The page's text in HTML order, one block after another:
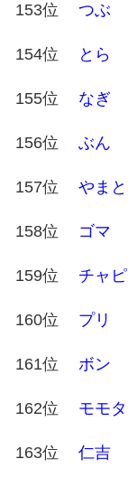
153位 つぶ
154位 とら
155位 なぎ
156位 ぶん
157位 やまと
158位 ゴマ
159位 チャピ
160位 プリ
161位 ボン
162位 モモタ
163位 仁吉